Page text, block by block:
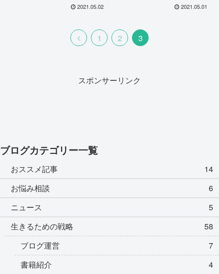
2021.05.02 2021.05.01
1 2 3
スポンサーリンク
ブログカテゴリー一覧
おススメ記事
14
お悩み相談
6
ニュース
5
生きるための戦略
58
ブログ運営
7
書籍紹介
4